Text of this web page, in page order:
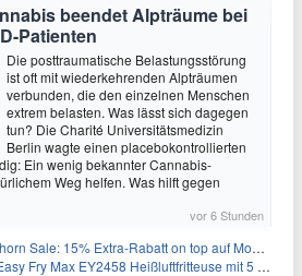
beendet Alpträume bei
Patienten
Die posttraumatische Belastungsstörung
ist oft mit wiederkehrenden Alpträumen
verbunden, die den einzelnen Menschen
extrem belasten. Was lässt sich dagegen
tun? Die Charité Universitätsmedizin
Berlin wagte einen placebokontrollierten
Ein wenig bekannter Cannabis-
Weg helfen. Was hilft gegen
vor 6 Stunden
Sale: 15% Extra-Rabatt on top auf Mode- und Sport-Artikel
Fry Max EY2458 Heißluftfritteuse mit 5 Litern für 64,99€